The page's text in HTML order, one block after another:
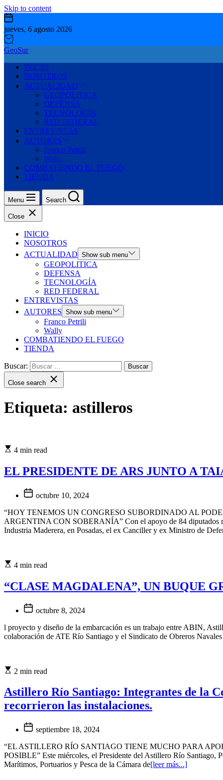
Skip to content
jueves, 6 agosto 2026
GeoSur
INICIO
NOSOTROS
ACTUALIDAD
GEOPOLITICA
DEFENSA
TECNOLOGÍA
RED FEDERAL
ENTREVISTAS
AUTORES
Franco Petrili
Wally
COMBATIENDO EL FUEGO
TIENDA
Menu Search
Close
INICIO
NOSOTROS
ACTUALIDAD Show sub menu
GEOPOLITICA
DEFENSA
TECNOLOGÍA
RED FEDERAL
ENTREVISTAS
AUTORES Show sub menu
Franco Petrili
Wally
COMBATIENDO EL FUEGO
TIENDA
Buscar:
Close search
Etiqueta: astilleros
4 min read
EL PRESIDENTE DE ARS JUNTO A
octubre 10, 2024
“HOY TENEMOS UN CONGRESO SUBORDINADO AL
ARGENTINA CON SOBERANÍA” Con el apoyo de 84 diputados
Industria Maderera, en Posadas, el ex Canciller y ex Ministro de
4 min read
“CLASE MAGDALENA”, UN BUQUE
octubre 8, 2024
l proyecto y diseño de la embarcación es un trabajo entre ABIN,
colaboración de ATE Río Santiago y el Sindicato de Obreros
2 min read
Astillero Río Santiago: Integrantes de la
recorrieron las instalaciones.
septiembre 18, 2024
“EL ASTILLERO RÍO SANTIAGO TIENE MUCHO PARA
POSIBLE” Este miércoles, el Presidente del Astillero Río Santiago,
Marítimos, Portuarios y Pesca de la Cámara de[leer más...]